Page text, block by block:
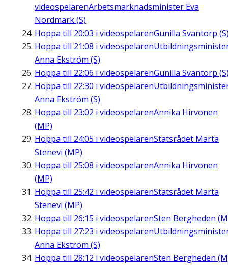
videospelarenArbetsmarknadsminister Eva
Nordmark (S)
Hoppa till 20:03 i videospelarenGunilla Svantorp
Hoppa till 21:08 i videospelaren
Anna Ekström (S)
Hoppa till 22:06 i videospelarenGunilla Svantorp
Hoppa till 22:30 i videospelaren
Anna Ekström (S)
Hoppa till 23:02 i videospelarenAnnika Hirvonen
(MP)
Hoppa till 24:05 i videospelarenStatsrådet Märta
Stenevi (MP)
Hoppa till 25:08 i videospelarenAnnika Hirvonen
(MP)
Hoppa till 25:42 i videospelarenStatsrådet Märta
Stenevi (MP)
Hoppa till 26:15 i videospelarenSten Bergheden
Hoppa till 27:23 i videospelaren
Anna Ekström (S)
Hoppa till 28:12 i videospelarenSten Bergheden